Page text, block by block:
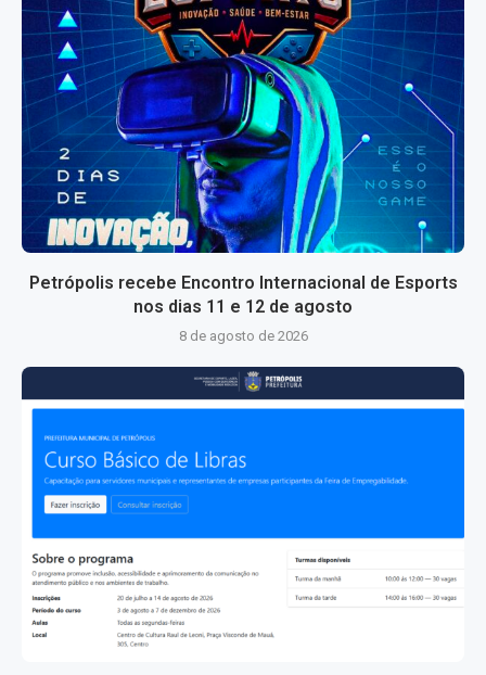
Petrópolis recebe Encontro Internacional de Esports
nos dias 11 e 12 de agosto
8 de agosto de 2026